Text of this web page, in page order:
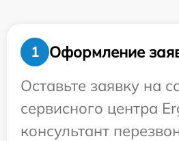
1
Оформление
Оставьте заявку на
сервисного центра
консультант